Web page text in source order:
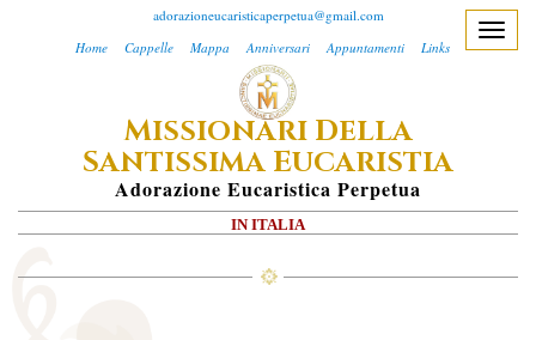
adorazioneucaristicaperpetua@gmail.com
Home
Cappelle Mappa Anniversari Appuntamenti Links
MISSIONARI DELLA
SANTISSIMA EUCARISTIA
ADorazione EUcaristica PErpetua
IN ITALIA
T
n
v